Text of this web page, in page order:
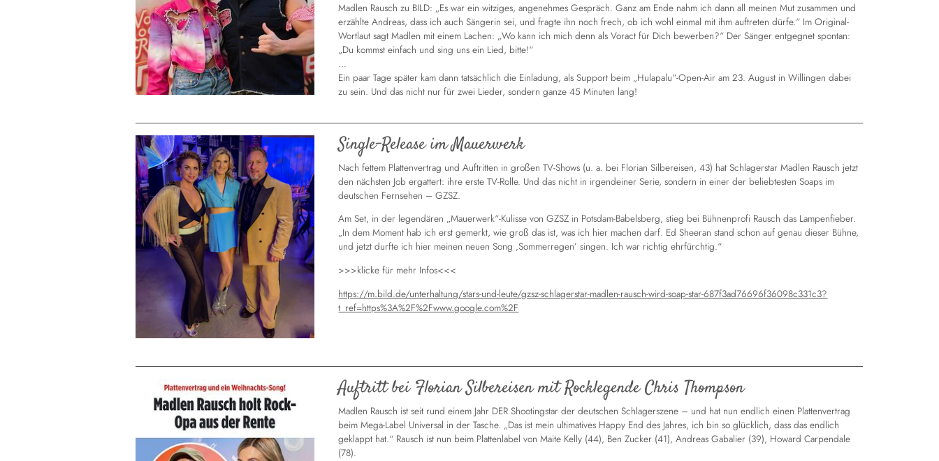
Madlen Rausch zu BILD: „Es war ein witziges, angenehmes Gespräch. Ganz am Ende nahm ich dann all meinen Mut zusammen und
erzählte Andreas, dass ich auch Sängerin sei, und fragte ihn noch frech, ob ich wohl einmal mit ihm auftreten dürfe.“ Im Original-
Wortlaut sagt Madlen mit einem Lachen: „Wo kann ich mich denn als Voract für Dich bewerben?“ Der Sänger entgegnet spontan:
„Du kommst einfach und sing uns ein Lied, bitte!“
...
Ein paar Tage später kam dann tatsächlich die Einladung, als Support beim „Hulapalu“-Open-Air am 23. August in Willingen dabei
zu sein. Und das nicht nur für zwei Lieder, sondern ganze 45 Minuten lang!
Single-Release im Mauerwerk
Nach fettem Plattenvertrag und Auftritten in großen TV-Shows (u. a. bei Florian Silbereisen, 43) hat Schlagerstar Madlen Rausch jetzt
den nächsten Job ergattert: ihre erste TV-Rolle. Und das nicht in irgendeiner Serie, sondern in einer der beliebtesten Soaps im
deutschen Fernsehen – GZSZ.
Am Set, in der legendären „Mauerwerk“-Kulisse von GZSZ in Potsdam-Babelsberg, stieg bei Bühnenprofi Rausch das Lampenfieber.
„In dem Moment hab ich erst gemerkt, wie groß das ist, was ich hier machen darf. Ed Sheeran stand schon auf genau dieser Bühne,
und jetzt durfte ich hier meinen neuen Song ‚Sommerregen’ singen. Ich war richtig ehrfürchtig.“
>>>klicke für mehr Infos<<<
https://m.bild.de/unterhaltung/stars-und-leute/gzsz-schlagerstar-madlen-rausch-wird-soap-star-687f3ad76696f36098c331c3?
t_ref=https%3A%2F%2Fwww.google.com%2F
Auftritt bei Florian Silbereisen mit Rocklegende Chris Thompson
Madlen Rausch ist seit rund einem Jahr DER Shootingstar der deutschen Schlagerszene – und hat nun endlich einen Plattenvertrag
beim Mega-Label Universal in der Tasche. „Das ist mein ultimatives Happy End des Jahres, ich bin so glücklich, dass das endlich
geklappt hat.“ Rausch ist nun beim Plattenlabel von Maite Kelly (44), Ben Zucker (41), Andreas Gabalier (39), Howard Carpendale
(78).